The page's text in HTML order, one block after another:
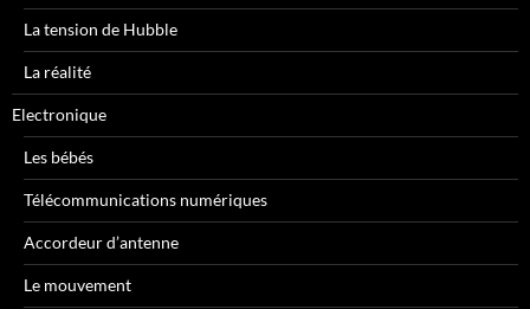
La tension de Hubble
La réalité
Electronique
Les bébés
Télécommunications numériques
Accordeur d’antenne
Le mouvement